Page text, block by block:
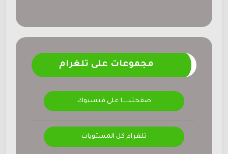
مجموعات على تلغرام
صفحتنــــــا على فيسبوك
تلغرام كل المستويات